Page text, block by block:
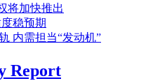
将加快推出
稳预期
内需担当“发动机”
Report